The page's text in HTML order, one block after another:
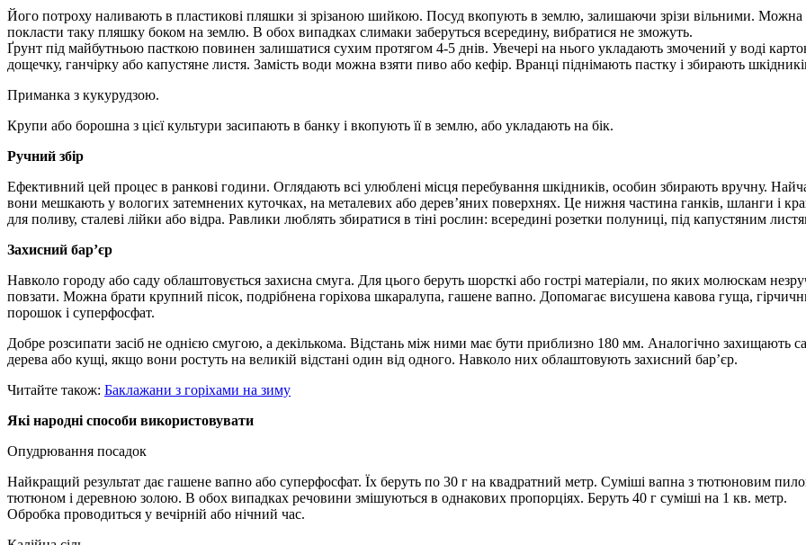
Його потроху наливають в пластикові пляшки зі зрізаною шийкою. Посуд вкопують в землю, залишаючи зрізи вільними. Можна
покласти таку пляшку боком на землю. В обох випадках слимаки заберуться всередину, вибратися не зможуть.
Ґрунт під майбутньою пасткою повинен залишатися сухим протягом 4-5 днів. Увечері на нього укладають змочений у воді
дощечку, ганчірку або капустяне листя. Замість води можна взяти пиво або кефір. Вранці піднімають пастку і збирають
Приманка з кукурудзою.
Крупи або борошна з цієї культури засипають в банку і вкопують її в землю, або укладають на бік.
Ручний збір
Ефективний цей процес в ранкові години. Оглядають всі улюблені місця перебування шкідників, особин збирають вручну.
вони мешкають у вологих затемнених куточках, на металевих або дерев’яних поверхнях. Це нижня частина ганків, шланги і
для поливу, сталеві лійки або відра. Равлики люблять збиратися в тіні рослин: всередині розетки полуниці, під капустяним
Захисний бар’єр
Навколо городу або саду облаштовується захисна смуга. Для цього беруть шорсткі або гострі матеріали, по яких молюскам
повзати. Можна брати крупний пісок, подрібнена горіхова шкаралупа, гашене вапно. Допомагає висушена кавова гуща,
порошок і суперфосфат.
Добре розсипати засіб не однією смугою, а декількома. Відстань між ними має бути приблизно 180 мм. Аналогічно захищають
дерева або кущі, якщо вони ростуть на великій відстані один від одного. Навколо них облаштовують захисний бар’єр.
Читайте також: Баклажани з горіхами на зиму
Які народні способи використовувати
Опудрювання посадок
Найкращий результат дає гашене вапно або суперфосфат. Їх беруть по 30 г на квадратний метр. Суміші вапна з тютюновим
тютюном і деревною золою. В обох випадках речовини змішуються в однакових пропорціях. Беруть 40 г суміші на 1 кв. метр.
Обробка проводиться у вечірній або нічний час.